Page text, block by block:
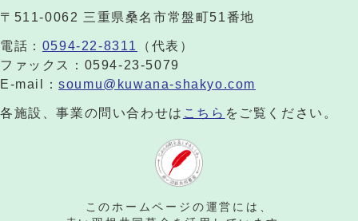
〒511-0062 三重県桑名市常盤町51番地
電話： 0594-22-8311
（代表）
ファックス：0594-23-5079
E-mail：soumu@kuwana-shakyo.com
各施設、事業の問い合わせは こちら をご覧ください。
このホームページの運営には、